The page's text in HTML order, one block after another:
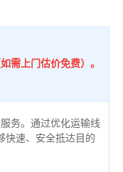
需上门估价免费）。
务。通过优化运输线
快速、安全抵达目的